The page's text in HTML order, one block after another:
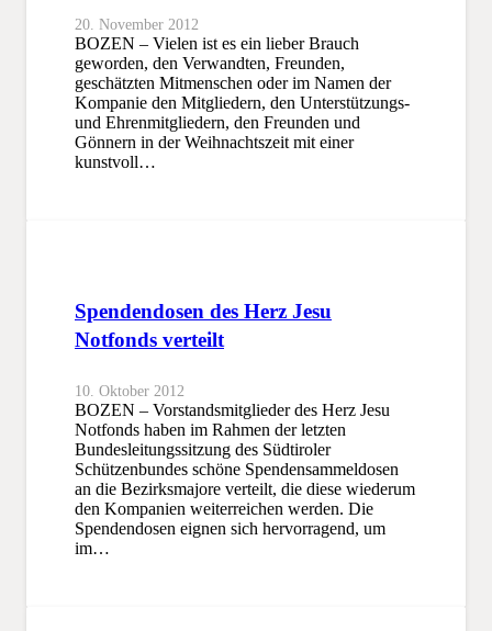
20. November 2012
BOZEN – Vielen ist es ein lieber Brauch
geworden, den Verwandten, Freunden,
geschätzten Mitmenschen oder im Namen der
Kompanie den Mitgliedern, den Unterstützungs-
und Ehrenmitgliedern, den Freunden und
Gönnern in der Weihnachtszeit mit einer
kunstvoll…
Spendendosen des Herz Jesu
Notfonds verteilt
10. Oktober 2012
BOZEN – Vorstandsmitglieder des Herz Jesu
Notfonds haben im Rahmen der letzten
Bundesleitungssitzung des Südtiroler
Schützenbundes schöne Spendensammeldosen
an die Bezirksmajore verteilt, die diese wiederum
den Kompanien weiterreichen werden. Die
Spendendosen eignen sich hervorragend, um
im…